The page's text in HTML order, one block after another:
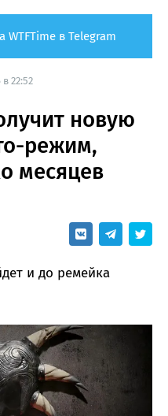
WTFTime в Telegram
в 22:52
новую
режим,
месяцев
и до ремейка